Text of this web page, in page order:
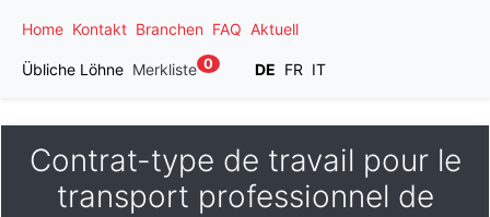
Home Kontakt Branchen FAQ Aktuell
Übliche Löhne Merkliste 0 DE FR IT
Contrat-type de travail pour le
transport professionnel de